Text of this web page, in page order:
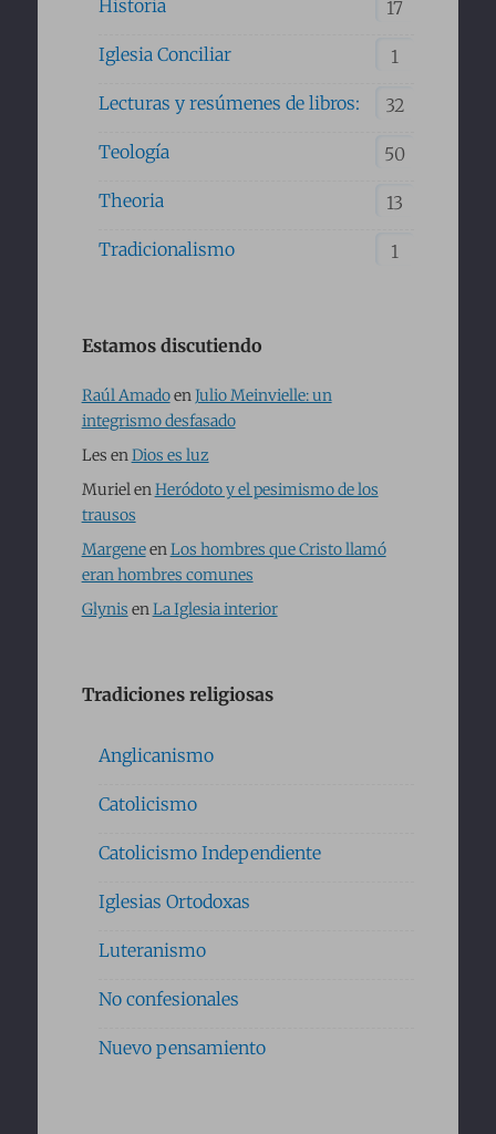
Historia 17
Iglesia Conciliar 1
Lecturas y resúmenes de libros: 32
Teología 50
Theoria 13
Tradicionalismo 1
Estamos discutiendo
Raúl AmadoenJulio Meinvielle: un
integrismo desfasado
Les enDios es luz
MurielenHeródoto y el pesimismo de los
trausos
MargeneenLos hombres que Cristo llamó
eran hombres comunes
Glynis enLa Iglesia interior
Tradiciones religiosas
Anglicanismo
Catolicismo
Catolicismo Independiente
Iglesias Ortodoxas
Luteranismo
No confesionales
Nuevo pensamiento